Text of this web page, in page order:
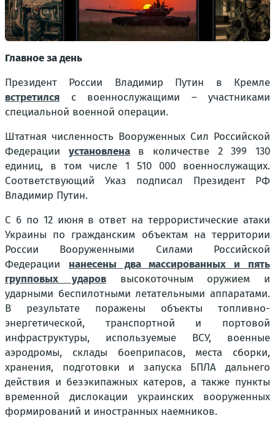
Главное за день
Президент России Владимир Путин в Кремле
встретился с военнослужащими – участниками
специальной военной операции.
Штатная численность Вооруженных Сил Российской
Федерации установленав количестве 2 399 130
единиц, в том числе 1 510 000 военнослужащих.
Соответствующий Указ подписал Президент РФ
Владимир Путин.
С 6 по 12 июня в ответ на террористические атаки
Украины по гражданским объектам на территории
России Вооруженными Силами Российской
Федерации нанесены два массированных и пять
групповых удароввысокоточным оружием и
ударными беспилотными летательными аппаратами.
В результате поражены объекты топливно-
энергетической, транспортной и портовой
инфраструктуры, используемые ВСУ, военные
аэродромы, склады боеприпасов, места сборки,
хранения, подготовки и запуска БПЛА дальнего
действия и безэкипажных катеров, а также пункты
временной дислокации украинских вооруженных
формирований и иностранных наемников.